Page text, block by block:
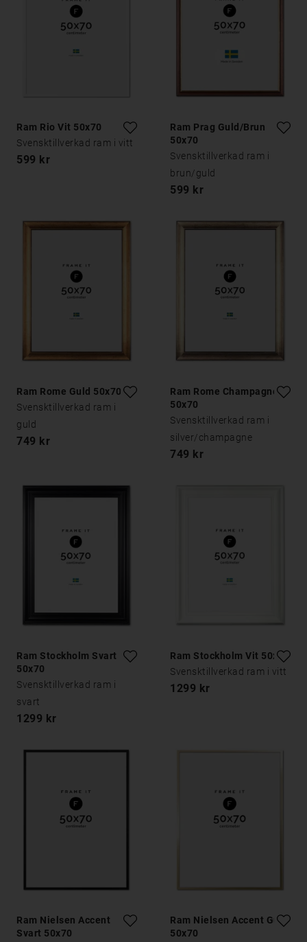
Ram Rio Vit 50x70
Svensktillverkad ram i vitt
599 kr
Ram Prag Guld/Brun
50x70
Svensktillverkad ram i
brun/guld
599 kr
Ram Rome Guld 50x70
Svensktillverkad ram i
guld
749 kr
Ram Rome Champagne
50x70
Svensktillverkad ram i
silver/champagne
749 kr
Ram Stockholm Svart
50x70
Svensktillverkad ram i
svart
1299 kr
Ram Stockholm Vit 50x70
Svensktillverkad ram i vitt
1299 kr
Ram Nielsen Accent
Svart 50x70
Ram Nielsen Accent Guld
50x70